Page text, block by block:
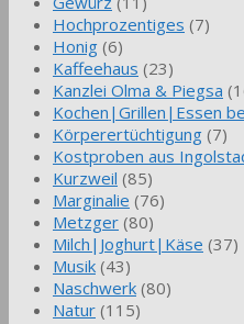
Hochprozentiges (7)
Honig (6)
Kaffeehaus (23)
Kanzlei Olma & Piegsa
Kochen|Grillen|Essen
Körperertüchtigung (7)
Kostproben aus
Kurzweil (85)
Marginalie (76)
Metzger (80)
Milch|Joghurt|Käse (37)
Musik (43)
Naschwerk (80)
Natur (115)